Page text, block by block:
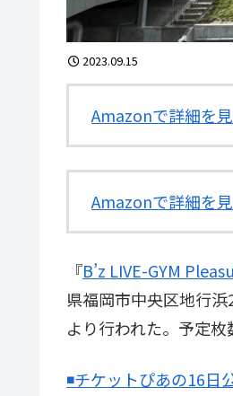
2023.09.15
Amazonで詳細を
Amazonで詳細を
『B’z LIVE-GYM
県福岡市中央区地行
より行われた。予定枚
◾️チケットぴあの16